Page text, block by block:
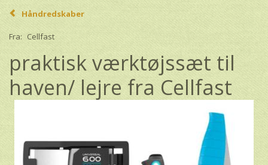
Håndredskaber
Fra: Cellfast
praktisk værktøjssæt til
haven/ lejre fra Cellfast